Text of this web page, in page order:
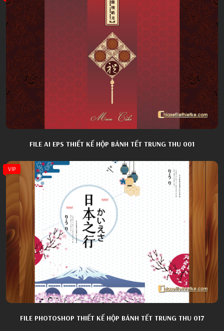
FILE AI EPS THIẾT KẾ HỘP BÁNH TẾT TRUNG THU 001
VIP
FILE PHOTOSHOP THIẾT KẾ HỘP BÁNH TẾT TRUNG THU 017